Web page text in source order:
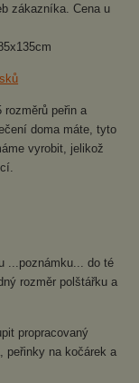
zákazníka.Cena u
peřin a
doma máte, tyto
vyrobit, jelikož
...poznámku... do té
rozměr polštářku a
propracovaný
peřinky na kočárek a